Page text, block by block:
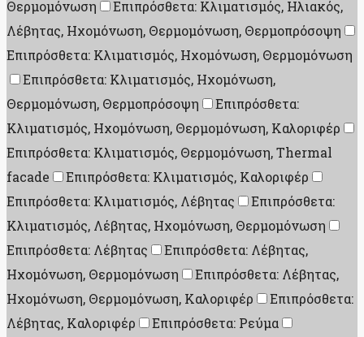
Θερμομόνωση
Επιπρόσθετα: Κλιματισμός, Ηλιακός,
Λέβητας, Ηχομόνωση, Θερμομόνωση, Θερμοπρόσοψη
Επιπρόσθετα: Κλιματισμός, Ηχομόνωση, Θερμομόνωση
Επιπρόσθετα: Κλιματισμός, Ηχομόνωση,
Θερμομόνωση, Θερμοπρόσοψη
Επιπρόσθετα:
Κλιματισμός, Ηχομόνωση, Θερμομόνωση, Καλοριφέρ
Επιπρόσθετα: Κλιματισμός, Θερμομόνωση, Thermal
facade
Επιπρόσθετα: Κλιματισμός, Καλοριφέρ
Επιπρόσθετα: Κλιματισμός, Λέβητας
Επιπρόσθετα:
Κλιματισμός, Λέβητας, Ηχομόνωση, Θερμομόνωση
Επιπρόσθετα: Λέβητας
Επιπρόσθετα: Λέβητας,
Ηχομόνωση, Θερμομόνωση
Επιπρόσθετα: Λέβητας,
Ηχομόνωση, Θερμομόνωση, Καλοριφέρ
Επιπρόσθετα:
Λέβητας, Καλοριφέρ
Επιπρόσθετα: Ρεύμα